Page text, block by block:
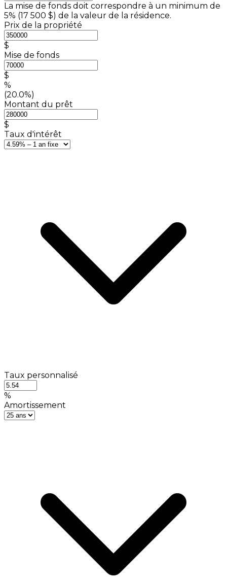
La mise de fonds doit correspondre à un minimum de
5% (17 500 $) de la valeur de la résidence.
Prix de la propriété
$
Mise de fonds
$
%
(20.0%)
Montant du prêt
$
Taux d'intérêt
Taux personnalisé
%
Amortissement